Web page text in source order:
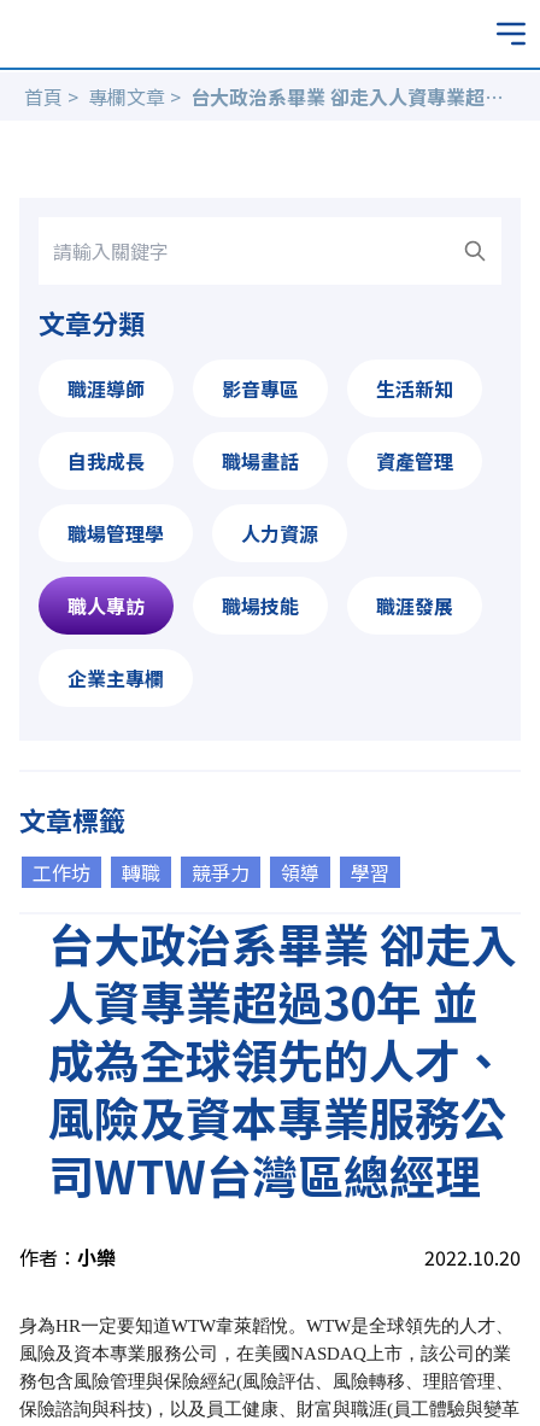
首頁 > 專欄文章 > 台大政治系畢業 卻走入人資專業超過30年 並成為全球領先的人才、風險及資本專業服務公司WTW台灣區總經理
文章分類
職涯導師 影音專區 生活新知
自我成長 職場畫話 資產管理
職場管理學 人力資源
職人專訪 職場技能 職涯發展
企業主專欄
文章標籤
工作坊 轉職 競爭力 領導 學習
台大政治系畢業 卻走入
人資專業超過30年 並
成為全球領先的人才、
風險及資本專業服務公
司WTW台灣區總經理
作者： 小樂 2022.10.20
身為HR一定要知道WTW韋萊韜悅。WTW是全球領先的人才、
風險及資本專業服務公司，在美國NASDAQ上市，該公司的業
務包含風險管理與保險經紀(風險評估、風險轉移、理賠管理、
保險諮詢與科技)，以及員工健康、財富與職涯(員工體驗與變革